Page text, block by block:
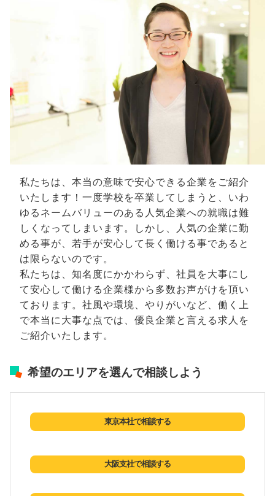
私たちは、本当の意味で安心できる企業をご紹介
いたします！一度学校を卒業してしまうと、いわ
ゆるネームバリューのある人気企業への就職は難
しくなってしまいます。しかし、人気の企業に勤
める事が、若手が安心して長く働ける事であると
は限らないのです。
私たちは、知名度にかかわらず、社員を大事にし
て安心して働ける企業様から多数お声がけを頂い
ております。社風や環境、やりがいなど、働く上
で本当に大事な点では、優良企業と言える求人を
ご紹介いたします。
希望のエリアを選んで相談しよう
東京本社で相談する
大阪支社で相談する